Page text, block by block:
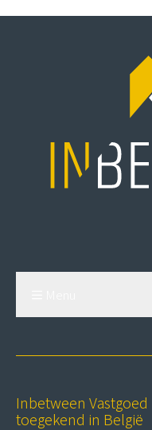
Inbetween
toegekend in België